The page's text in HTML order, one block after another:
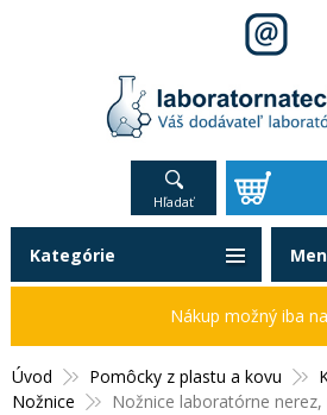
Hľadať
Úvod Pomôcky z plastu a kovu
Nožnice
Nožnice laboratórne
Kategórie
Nákup možný iba